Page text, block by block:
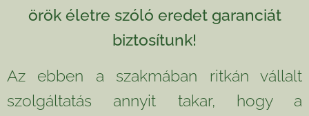
örök életre szóló eredet garanciát
biztosítunk!
Az ebben a szakmában ritkán vállalt
szolgáltatás annyit takar, hogy a